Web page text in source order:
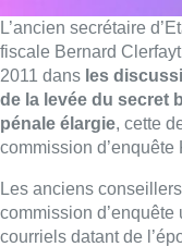
L’ancien secrétaire
fiscale Bernard
2011 dans les
de la levée du secret
pénale élargie, cette
commission d’enquête
Les anciens
commission d’enquête
courriels datant de